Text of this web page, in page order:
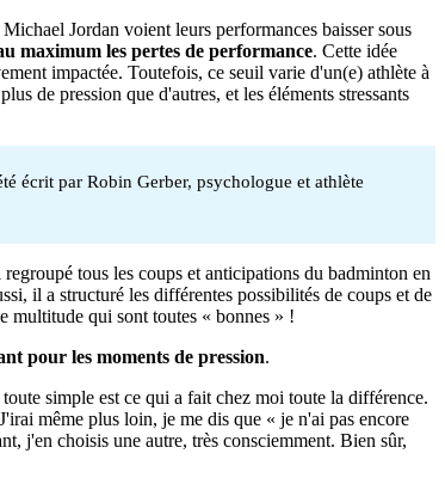
Jordan voient leurs performances baisser sous
maximum les pertes de performance. Cette idée
impactée. Toutefois, ce seuil varie d'un(e) athlète à
de pression que d'autres, et les éléments stressants
écrit par Robin Gerber, psychologue et athlète
tous les coups et anticipations du badminton en
il a structuré les différentes possibilités de coups et de
multitude qui sont toutes « bonnes » !
pour les moments de pression.
simple est ce qui a fait chez moi toute la différence.
même plus loin, je me dis que « je n'ai pas encore
j'en choisis une autre, très consciemment. Bien sûr,